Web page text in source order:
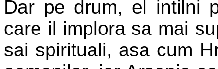
Dar pe drum, el intilni
care il implora sa mai
sai spirituali, asa cum